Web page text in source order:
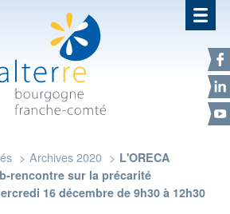
Alterre Bourgogne Franche-
Archives 2020
L'ORECA
rencontre sur la précarité
16 décembre de 9h30 à 12h30